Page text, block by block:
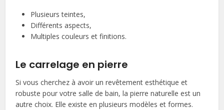
Plusieurs teintes,
Différents aspects,
Multiples couleurs et finitions.
Le carrelage en pierre
Si vous cherchez à avoir un revêtement esthétique et
robuste pour votre salle de bain, la pierre naturelle est un
autre choix. Elle existe en plusieurs modèles et formes.